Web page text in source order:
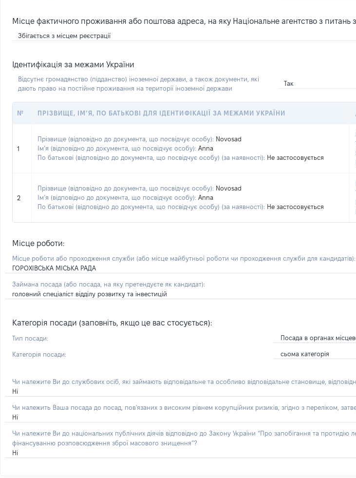
Місце фактичного проживання або поштова адреса, на яку Національне агентство з
Збігається з місцем реєстрації
Ідентифікація за межами України
Відсутнє громадянство (підданство) іноземної держави, а також документи, які
дають право на постійне проживання на території іноземної держави
Так
№ ПРІЗВИЩЕ, ІМ’Я, ПО БАТЬКОВІ ДЛЯ ІДЕНТИФІКАЦІЇ ЗА МЕЖАМИ УКРАЇНИ
1
Прізвище (відповідно до документа, що посвідчує особу): Novosad
Ім’я (відповідно до документа, що посвідчує особу): Anna
По батькові (відповідно до документа, що посвідчує особу) (за наявності): Не застосовується
2
Прізвище (відповідно до документа, що посвідчує особу): Novosad
Ім’я (відповідно до документа, що посвідчує особу): Anna
По батькові (відповідно до документа, що посвідчує особу) (за наявності): Не застосовується
Місце роботи:
Місце роботи або проходження служби (або місце майбутньої роботи чи проходження служби для кандидатів):
ГОРОХІВСЬКА МІСЬКА РАДА
Займана посада (або посада, на яку претендуєте як кандидат):
головний спеціаліст відділу розвитку та інвестицій
Категорія посади (заповніть, якщо це вас стосується):
Тип посади: Посада в органах
Категорія посади: сьома категорія
Чи належите Ви до службових осіб, які займають відповідальне та особливо відповідальне становище,
Ні
Чи належить Ваша посада до посад, пов'язаних з високим рівнем корупційних ризиків, згідно з переліком,
Ні
Чи належите Ви до національних публічних діячів відповідно до Закону України “Про запобігання та
фінансуванню розповсюдження зброї масового знищення”?
Ні